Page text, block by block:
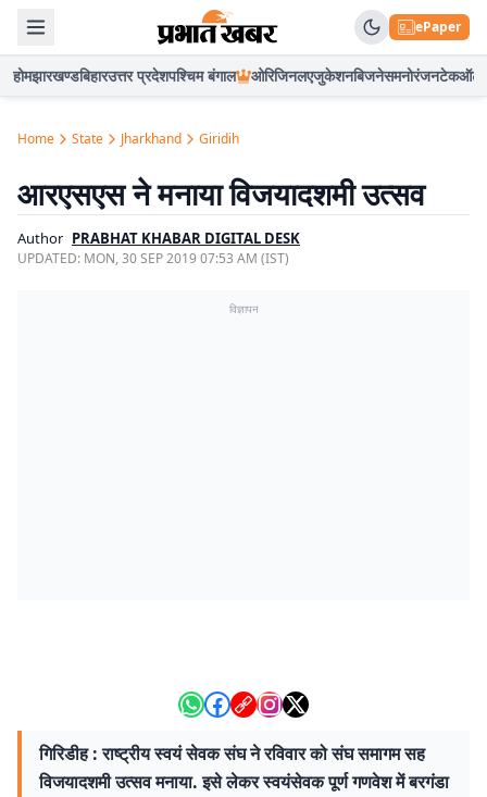
ePaper
होमझारखण्डबिहारउत्तर प्रदेशपश्चिम बंगाल ओरिजिनलएजुकेशनबिजनेसमनोरंजनटेकऑटो
Home State Jharkhand Giridih
आरएसएस ने मनाया विजयादशमी उत्सव
Author PRABHAT KHABAR DIGITAL DESK
UPDATED: MON, 30 SEP 2019 07:53 AM (IST)
विज्ञापन
गिरिडीह : राष्ट्रीय स्वयं सेवक संघ ने रविवार को संघ समागम सह
विजयादशमी उत्सव मनाया. इसे लेकर स्वयंसेवक पूर्ण गणवेश में बरगंडा